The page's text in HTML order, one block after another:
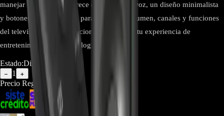
manejar tu Smart TV. Ofrece comandos de voz, un diseño minimalista
y botones de fácil acceso para controlar volumen, canales y funciones
del televisor sin complicaciones. Simplifica tu experiencia de
entretenimiento con tecnología Samsung
Estado:Disponible
− 1 +
Precio Regular: 256.000
$ 160.000